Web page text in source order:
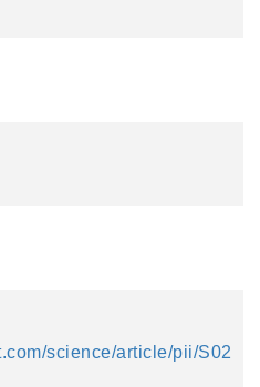
science/article/pii/S02